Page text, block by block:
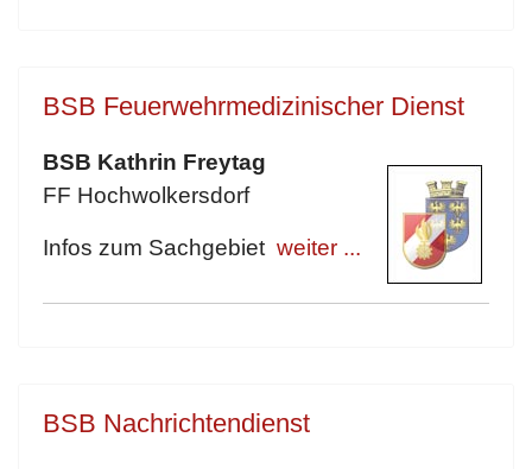
BSB Feuerwehrmedizinischer Dienst
BSB Kathrin Freytag
FF Hochwolkersdorf
Infos zum Sachgebiet weiter ...
BSB Nachrichtendienst